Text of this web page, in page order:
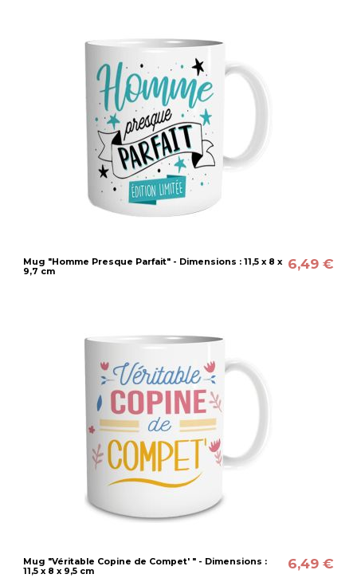
Mug "Homme Presque Parfait" - Dimensions : 11,5 x 8 x
9,7 cm
6,49 €
Mug "Véritable Copine de Compet' " - Dimensions :
11,5 x 8 x 9,5 cm
6,49 €